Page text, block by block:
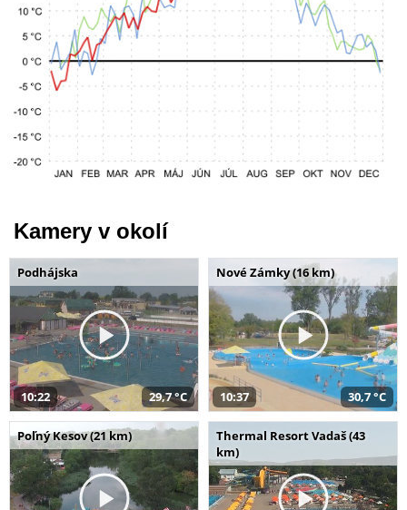
Kamery v okolí
Podhájska
10:22 29,7 °C
Nové Zámky (16 km)
10:37 30,7 °C
Poľný Kesov (21 km)
Thermal Resort Vadaš (43
km)